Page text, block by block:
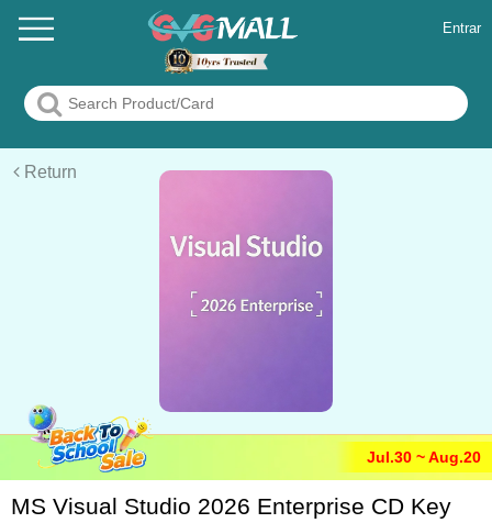
Entrar
Return
Jul.30 ~ Aug.20
MS Visual Studio 2026 Enterprise CD Key